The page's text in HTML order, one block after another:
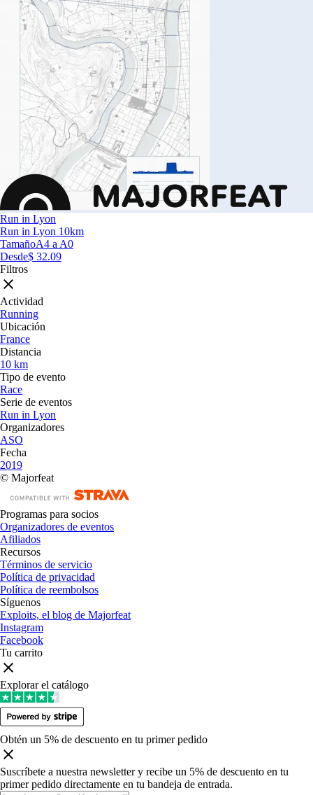
Run in Lyon
Run in Lyon 10km
TamañoA4 a A0
Desde$ 32.09
Filtros
Actividad
Running
Ubicación
France
Distancia
10 km
Tipo de evento
Race
Serie de eventos
Run in Lyon
Organizadores
ASO
Fecha
2019
© Majorfeat
Programas para socios
Organizadores de eventos
Afiliados
Recursos
Términos de servicio
Política de privacidad
Política de reembolsos
Síguenos
Exploits, el blog de Majorfeat
Instagram
Facebook
Tu carrito
Explorar el catálogo
Obtén un 5% de descuento en tu primer pedido
Suscríbete a nuestra newsletter y recibe un 5% de descuento en tu
primer pedido directamente en tu bandeja de entrada.